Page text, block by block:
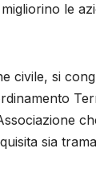
le
civile, si
sia